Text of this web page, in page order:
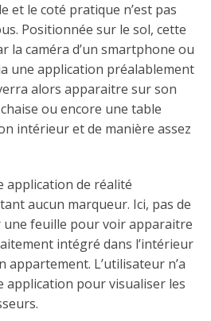
et le coté pratique n’est pas
Positionnée sur le sol, cette
la caméra d’un smartphone ou
une application préalablement
alors apparaitre sur son
ou encore une table
intérieur et de manière assez
application de réalité
aucun marqueur. Ici, pas de
feuille pour voir apparaitre
intégré dans l’intérieur
appartement. L’utilisateur n’a
application pour visualiser les